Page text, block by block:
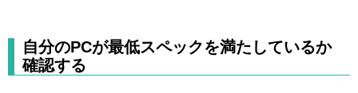
自分のPCが最低スペックを満たしているか
確認する